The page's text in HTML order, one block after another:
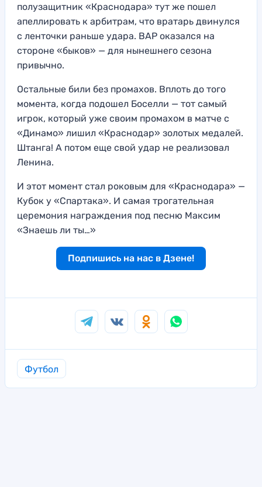
полузащитник «Краснодара» тут же пошел
апеллировать к арбитрам, что вратарь двинулся
с ленточки раньше удара. ВАР оказался на
стороне «быков» — для нынешнего сезона
привычно.
Остальные били без промахов. Вплоть до того
момента, когда подошел Боселли — тот самый
игрок, который уже своим промахом в матче с
«Динамо» лишил «Краснодар» золотых медалей.
Штанга! А потом еще свой удар не реализовал
Ленина.
И этот момент стал роковым для «Краснодара» —
Кубок у «Спартака». И самая трогательная
церемония награждения под песню Максим
«Знаешь ли ты…»
Подпишись на нас в Дзене!
Футбол